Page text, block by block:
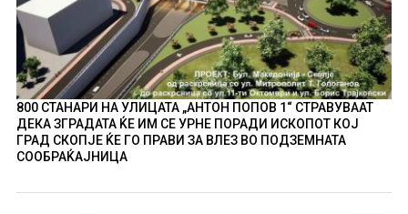
800 СТАНАРИ НА УЛИЦАТА „АНТОН ПОПОВ 1“ СТРАВУВААТ
ДЕКА ЗГРАДАТА ЌЕ ИМ СЕ УРНЕ ПОРАДИ ИСКОПОТ КОЈ
ГРАД СКОПЈЕ ЌЕ ГО ПРАВИ ЗА ВЛЕЗ ВО ПОДЗЕМНАТА
СООБРАЌАЈНИЦА